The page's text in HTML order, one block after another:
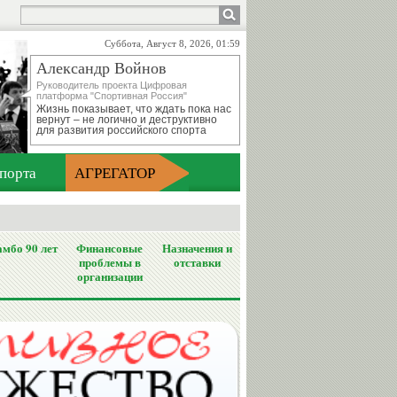
Суббота, Август 8, 2026, 01:59
Александр Войнов
Руководитель проекта Цифровая
платформа "Спортивная Россия"
Жизнь показывает, что ждать пока нас
вернут – не логично и деструктивно
для развития российского спорта
АГРЕГАТОР
90 лет
Финансовые
проблемы в
организации
Назначения и
отставки